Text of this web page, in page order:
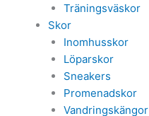
Träningsväskor
Skor
Inomhusskor
Löparskor
Sneakers
Promenadskor
Vandringskängor